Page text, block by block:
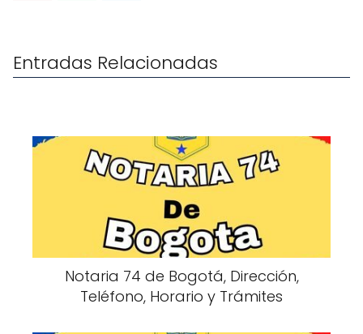
Entradas Relacionadas
Notaria 74 de Bogotá, Dirección,
Teléfono, Horario y Trámites